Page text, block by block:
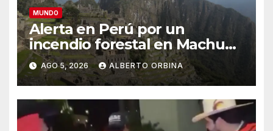
MUNDO
Alerta en Perú por un
incendio forestal en Machu
Picchu que afecta el servicio
de trenes hacia el santuario
AGO 5, 2026 ALBERTO ORBINA